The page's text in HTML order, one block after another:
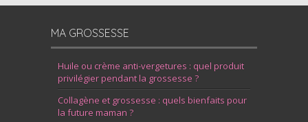
MA GROSSESSE
Huile ou crème anti-vergetures : quel produit
privilégier pendant la grossesse ?
Collagène et grossesse : quels bienfaits pour
la future maman ?